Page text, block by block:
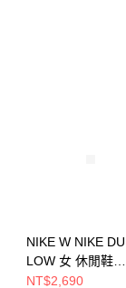
NIKE W NIKE
LOW 女 休閒鞋
IH0639011
NT$2,690